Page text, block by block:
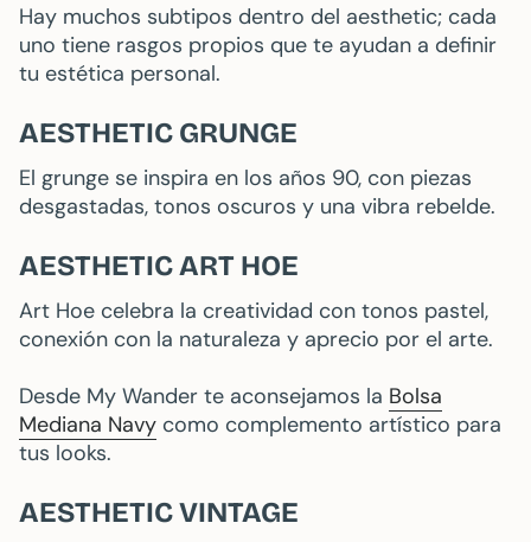
Hay muchos subtipos dentro del aesthetic; cada
uno tiene rasgos propios que te ayudan a definir
tu estética personal.
AESTHETIC GRUNGE
El grunge se inspira en los años 90, con piezas
desgastadas, tonos oscuros y una vibra rebelde.
AESTHETIC ART HOE
Art Hoe celebra la creatividad con tonos pastel,
conexión con la naturaleza y aprecio por el arte.
Desde My Wander te aconsejamos la Bolsa
Mediana Navy como complemento artístico para
tus looks.
AESTHETIC VINTAGE